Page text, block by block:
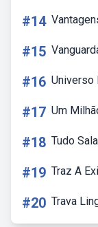
#14
#15
#16 Universo
#17 Um
#18 Tudo
#19 Traz A
#20 Trava